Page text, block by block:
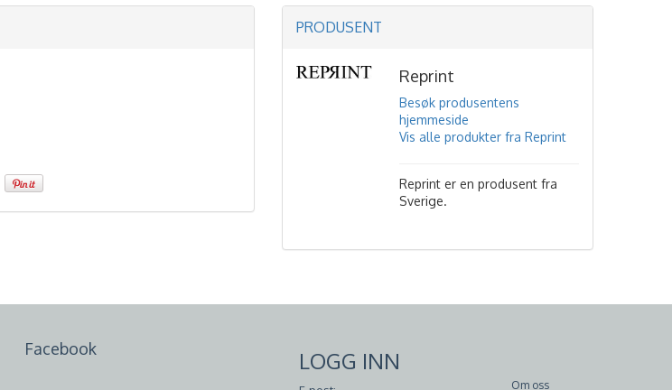
PRODUSENT
Reprint
Besøk produsentens
hjemmeside
Vis alle produkter fra Reprint
Reprint er en produsent fra
Sverige.
Facebook LOGG INN
Om oss